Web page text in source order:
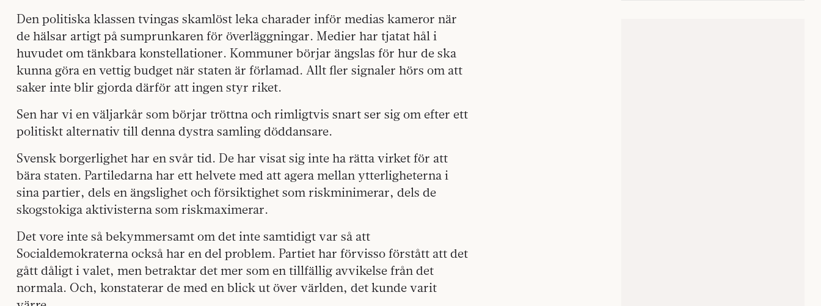
Den politiska klassen tvingas skamlöst leka charader inför medias kameror när
de hälsar artigt på sumprunkaren för överläggningar. Medier har tjatat hål i
huvudet om tänkbara konstellationer. Kommuner börjar ängslas för hur de ska
kunna göra en vettig budget när staten är förlamad. Allt fler signaler hörs om att
saker inte blir gjorda därför att ingen styr riket.
Sen har vi en väljarkår som börjar tröttna och rimligtvis snart ser sig om efter ett
politiskt alternativ till denna dystra samling döddansare.
Svensk borgerlighet har en svår tid. De har visat sig inte ha rätta virket för att
bära staten. Partiledarna har ett helvete med att agera mellan ytterligheterna i
sina partier, dels en ängslighet och försiktighet som riskminimerar, dels de
skogstokiga aktivisterna som riskmaximerar.
Det vore inte så bekymmersamt om det inte samtidigt var så att
Socialdemokraterna också har en del problem. Partiet har förvisso förstått att det
gått dåligt i valet, men betraktar det mer som en tillfällig avvikelse från det
normala. Och, konstaterar de med en blick ut över världen, det kunde varit